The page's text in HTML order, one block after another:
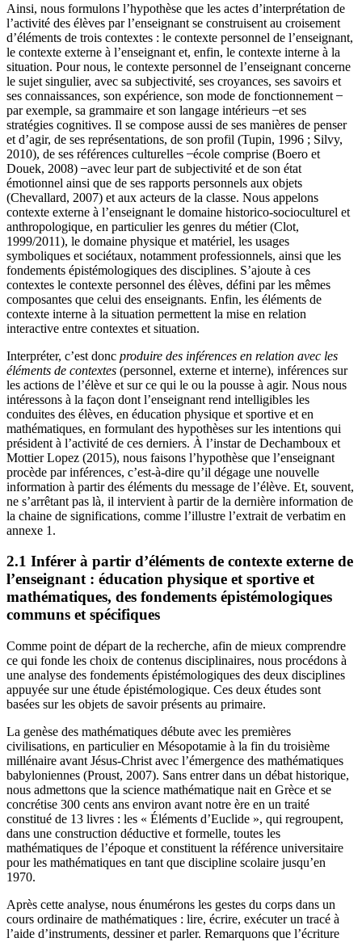
Ainsi, nous formulons l’hypothèse que les actes d’interprétation de
l’activité des élèves par l’enseignant se construisent au croisement
d’éléments de trois contextes : le contexte personnel de l’enseignant,
le contexte externe à l’enseignant et, enfin, le contexte interne à la
situation. Pour nous, le contexte personnel de l’enseignant concerne
le sujet singulier, avec sa subjectivité, ses croyances, ses savoirs et
ses connaissances, son expérience, son mode de fonctionnement ̶
par exemple, sa grammaire et son langage intérieurs ̶ et ses
stratégies cognitives. Il se compose aussi de ses manières de penser
et d’agir, de ses représentations, de son profil (Tupin, 1996 ; Silvy,
2010), de ses références culturelles ̶ école comprise (Boero et
Douek, 2008) ̶ avec leur part de subjectivité et de son état
émotionnel ainsi que de ses rapports personnels aux objets
(Chevallard, 2007) et aux acteurs de la classe. Nous appelons
contexte externe à l’enseignant le domaine historico-socioculturel et
anthropologique, en particulier les genres du métier (Clot,
1999/2011), le domaine physique et matériel, les usages
symboliques et sociétaux, notamment professionnels, ainsi que les
fondements épistémologiques des disciplines. S’ajoute à ces
contextes le contexte personnel des élèves, défini par les mêmes
composantes que celui des enseignants. Enfin, les éléments de
contexte interne à la situation permettent la mise en relation
interactive entre contextes et situation.
Interpréter, c’est donc produire des inférences en relation avec les
éléments de contextes (personnel, externe et interne), inférences sur
les actions de l’élève et sur ce qui le ou la pousse à agir. Nous nous
intéressons à la façon dont l’enseignant rend intelligibles les
conduites des élèves, en éducation physique et sportive et en
mathématiques, en formulant des hypothèses sur les intentions qui
président à l’activité de ces derniers. À l’instar de Dechamboux et
Mottier Lopez (2015), nous faisons l’hypothèse que l’enseignant
procède par inférences, c’est-à-dire qu’il dégage une nouvelle
information à partir des éléments du message de l’élève. Et, souvent,
ne s’arrêtant pas là, il intervient à partir de la dernière information de
la chaine de significations, comme l’illustre l’extrait de verbatim en
annexe 1.
2.1 Inférer à partir d’éléments de contexte externe de
l’enseignant : éducation physique et sportive et
mathématiques, des fondements épistémologiques
communs et spécifiques
Comme point de départ de la recherche, afin de mieux comprendre
ce qui fonde les choix de contenus disciplinaires, nous procédons à
une analyse des fondements épistémologiques des deux disciplines
appuyée sur une étude épistémologique. Ces deux études sont
basées sur les objets de savoir présents au primaire.
La genèse des mathématiques débute avec les premières
civilisations, en particulier en Mésopotamie à la fin du troisième
millénaire avant Jésus-Christ avec l’émergence des mathématiques
babyloniennes (Proust, 2007). Sans entrer dans un débat historique,
nous admettons que la science mathématique nait en Grèce et se
concrétise 300 cents ans environ avant notre ère en un traité
constitué de 13 livres : les « Éléments d’Euclide », qui regroupent,
dans une construction déductive et formelle, toutes les
mathématiques de l’époque et constituent la référence universitaire
pour les mathématiques en tant que discipline scolaire jusqu’en
1970.
Après cette analyse, nous énumérons les gestes du corps dans un
cours ordinaire de mathématiques : lire, écrire, exécuter un tracé à
l’aide d’instruments, dessiner et parler. Remarquons que l’écriture